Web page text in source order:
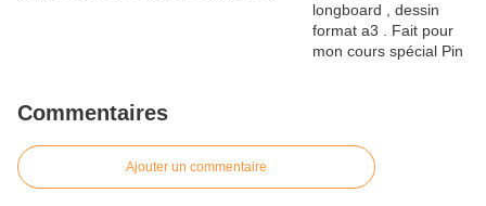
Commentaires
Ajouter un commentaire